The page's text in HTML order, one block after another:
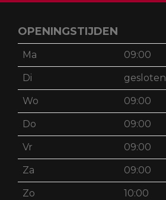
OPENINGSTIJDEN
Ma 09:00
Di gesloten
Wo 09:00
Do 09:00
Vr 09:00
Za 09:00
Zo 10:00